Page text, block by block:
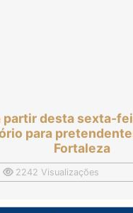
partir desta sexta-
para
Fortaleza
2242 Visualizações